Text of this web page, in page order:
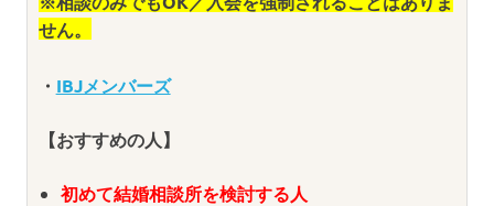
せん。
・ IBJメンバーズ
【おすすめの人】
初めて結婚相談所を検討する人